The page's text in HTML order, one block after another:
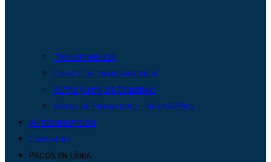
Transparencia
Comité de transparencia
Actas Junta de Gobierno
Aviso de Privacidad – InterAPPas
Anticorrupción
Contacto
Pagos en línea